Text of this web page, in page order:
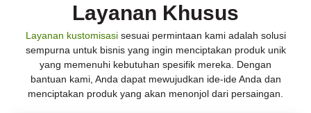
Layanan Khusus
Layanan kustomisasisesuai permintaan kami adalah solusi
sempurna untuk bisnis yang ingin menciptakan produk unik
yang memenuhi kebutuhan spesifik mereka. Dengan
bantuan kami, Anda dapat mewujudkan ide-ide Anda dan
menciptakan produk yang akan menonjol dari persaingan.